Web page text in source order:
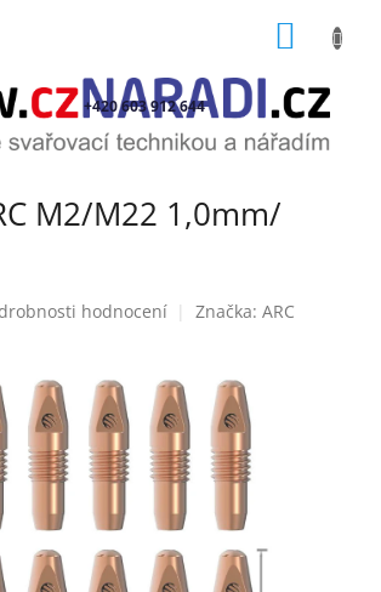
+420 603 912 644
M2/M22 1,0mm/
hodnocení Značka: ARC